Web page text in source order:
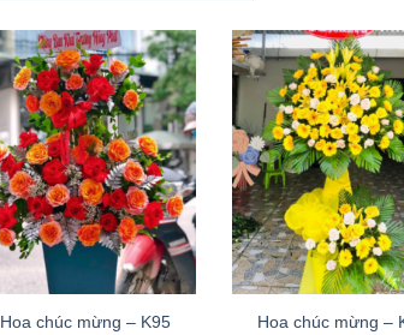
Hoa chúc mừng – K95
Hoa chúc mừng –